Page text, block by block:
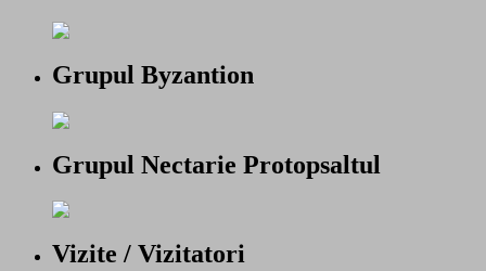
Grupul Byzantion
Grupul Nectarie Protopsaltul
Vizite / Vizitatori